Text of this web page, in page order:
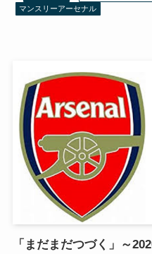
マンスリーアーセナル
「まだまだつづく」～